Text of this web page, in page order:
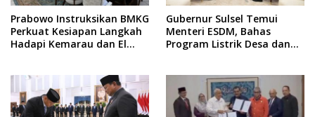
Prabowo Instruksikan BMKG
Perkuat Kesiapan Langkah
Hadapi Kemarau dan El
Gubernur Sulsel Temui
Menteri ESDM, Bahas
Program Listrik Desa dan